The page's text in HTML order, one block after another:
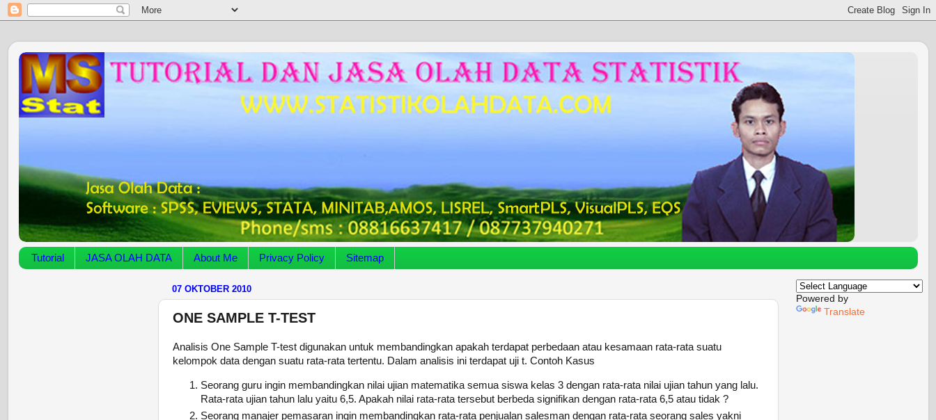
Tutorial JASA OLAH DATA About Me Privacy Policy Sitemap
07 OKTOBER 2010
ONE SAMPLE T-TEST
Analisis One Sample T-test digunakan untuk membandingkan apakah terdapat perbedaan atau kesamaan rata-rata suatu
kelompok data dengan suatu rata-rata tertentu. Dalam analisis ini terdapat uji t. Contoh Kasus
Seorang guru ingin membandingkan nilai ujian matematika semua siswa kelas 3 dengan rata-rata nilai ujian tahun yang lalu.
Rata-rata ujian tahun lalu yaitu 6,5. Apakah nilai rata-rata tersebut berbeda signifikan dengan rata-rata 6,5 atau tidak ?
Seorang manajer pemasaran ingin membandingkan rata-rata penjualan salesman dengan rata-rata seorang sales yakni
Powered by
Translate